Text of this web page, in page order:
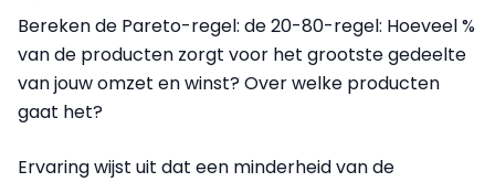
Bereken de Pareto-regel: de 20-80-regel: Hoeveel %
van de producten zorgt voor het grootste gedeelte
van jouw omzet en winst? Over welke producten
gaat het?
Ervaring wijst uit dat een minderheid van de